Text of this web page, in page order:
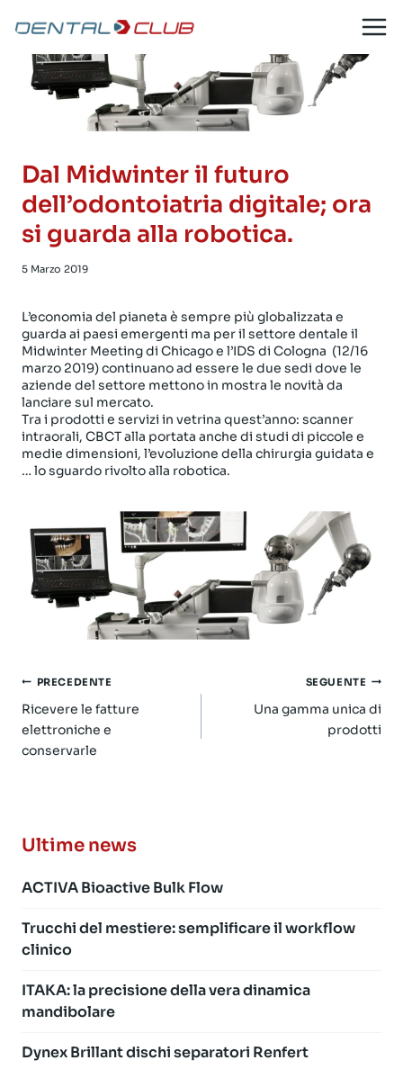
contenuto
Dal Midwinter il futuro
dell’odontoiatria digitale; ora
si guarda alla robotica.
5 Marzo 2019
L’economia del pianeta è sempre più globalizzata e
guarda ai paesi emergenti ma per il settore dentale il
Midwinter Meeting di Chicago e l’IDS di Cologna (12/16
marzo 2019) continuano ad essere le due sedi dove le
aziende del settore mettono in mostra le novità da
lanciare sul mercato.
Tra i prodotti e servizi in vetrina quest’anno: scanner
intraorali, CBCT alla portata anche di studi di piccole e
medie dimensioni, l’evoluzione della chirurgia guidata e
… lo sguardo rivolto alla robotica.
Navigazione
articoli
PRECEDENTE
Ricevere le fatture
elettroniche e
conservarle
SEGUENTE
Una gamma unica di
prodotti
Ultime news
ACTIVA Bioactive Bulk Flow
Trucchi del mestiere: semplificare il workflow
clinico
ITAKA: la precisione della vera dinamica
mandibolare
Dynex Brillant dischi separatori Renfert